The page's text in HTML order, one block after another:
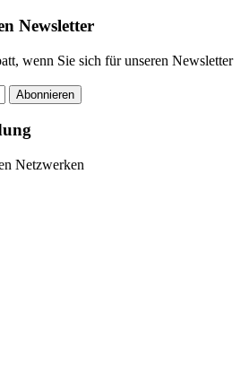
Newsletter
wenn Sie sich für unseren Newsletter
Abonnieren
Netzwerken